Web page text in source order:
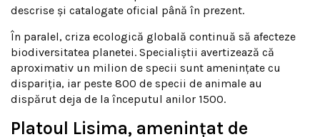
descrise și catalogate oficial până în prezent.
În paralel, criza ecologică globală continuă să afecteze
biodiversitatea planetei. Specialiștii avertizează că
aproximativ un milion de specii sunt amenințate cu
dispariția, iar peste 800 de specii de animale au
dispărut deja de la începutul anilor 1500.
Platoul Lisima, amenințat de